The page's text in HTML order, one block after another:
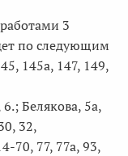
3
по следующим
145а, 147, 149,
Белякова, 5а,
32,
70, 77, 77а, 93,